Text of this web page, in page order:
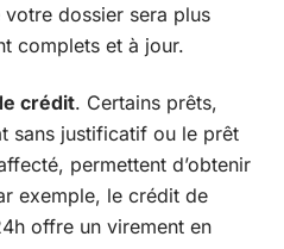
dossier sera plus
complets et à jour.
crédit. Certains prêts,
sans justificatif ou le prêt
permettent d’obtenir
exemple, le crédit de
offre un virement en